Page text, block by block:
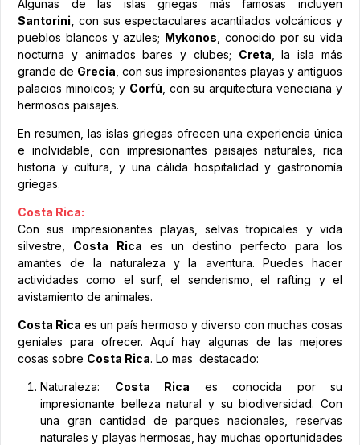
Algunas de las islas griegas más famosas incluyen
Santorini,
con sus espectaculares acantilados volcánicos y
pueblos blancos y azules; Mykonos , conocido por su vida
nocturna y animados bares y clubes; Creta , la isla más
grande de Grecia , con sus impresionantes playas y antiguos
palacios minoicos; y Corfú , con su arquitectura veneciana y
hermosos paisajes.
En resumen, las islas griegas ofrecen una experiencia única
e inolvidable, con impresionantes paisajes naturales, rica
historia y cultura, y una cálida hospitalidad y gastronomía
griegas.
Costa Rica:
Con sus impresionantes playas, selvas tropicales y vida
silvestre, Costa Rica es un destino perfecto para los
amantes de la naturaleza y la aventura. Puedes hacer
actividades como el surf, el senderismo, el rafting y el
avistamiento de animales.
Costa Rica es un país hermoso y diverso con muchas cosas
geniales para ofrecer. Aquí hay algunas de las mejores
cosas sobre Costa Rica. Lo mas destacado:
Naturaleza: Costa Rica es conocida por su
impresionante belleza natural y su biodiversidad. Con
una gran cantidad de parques nacionales, reservas
naturales y playas hermosas, hay muchas oportunidades